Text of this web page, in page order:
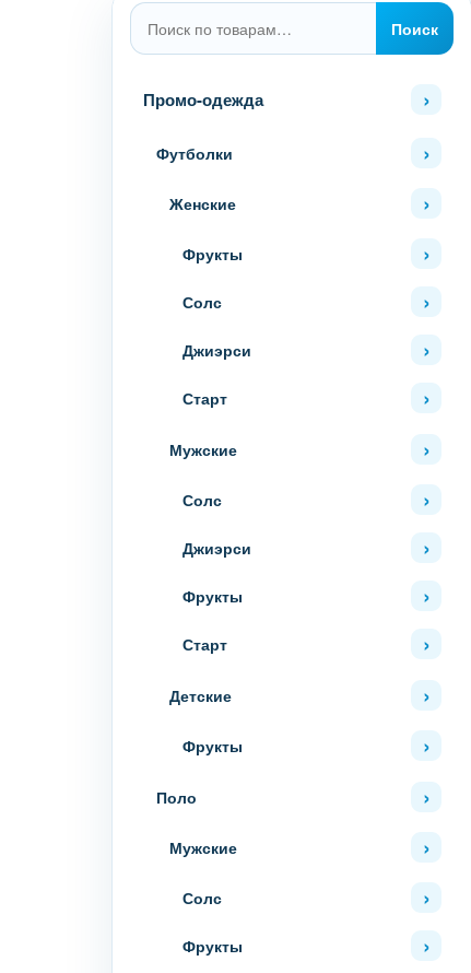
Искать:
Поиск
Промо-одежда
Футболки
Женские
Фрукты
Солс
Джиэрси
Старт
Мужские
Солс
Джиэрси
Фрукты
Старт
Детские
Фрукты
Поло
Мужские
Солс
Фрукты